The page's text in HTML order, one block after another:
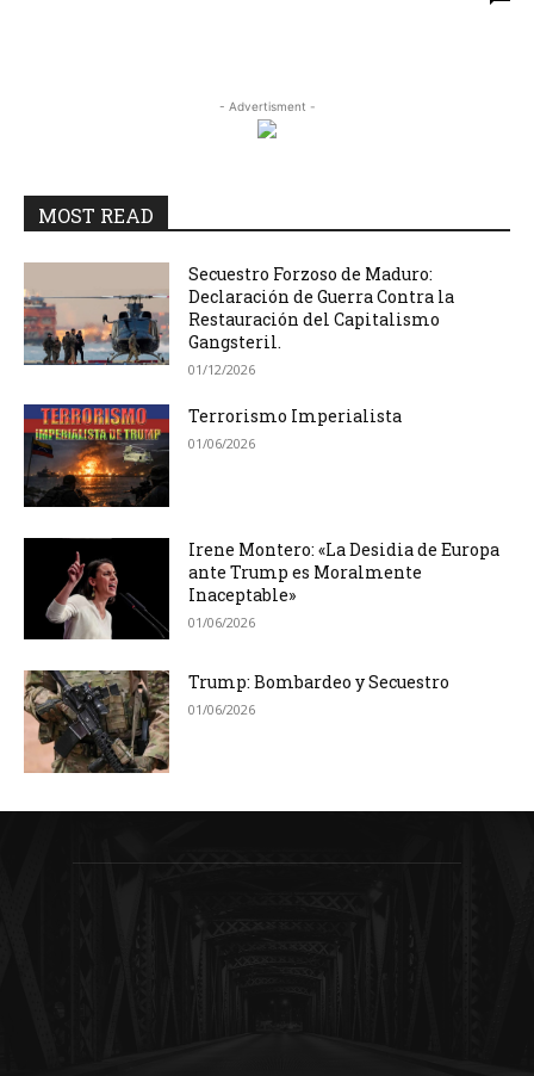
- Advertisment -
MOST READ
Secuestro Forzoso de Maduro:
Declaración de Guerra Contra la
Restauración del Capitalismo
Gangsteril.
01/12/2026
Terrorismo Imperialista
01/06/2026
Irene Montero: «La Desidia de Europa
ante Trump es Moralmente
Inaceptable»
01/06/2026
Trump: Bombardeo y Secuestro
01/06/2026